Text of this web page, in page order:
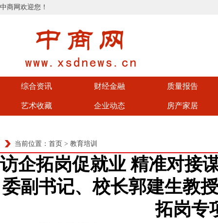
中商网欢迎您！
综合资讯 财经金融 质量报告
艺术收藏 企业动态 房产家居
当前位置： 首页 > 教育培训
访企拓岗促就业 精准对
委副书记、校长郭建生教
拓岗专